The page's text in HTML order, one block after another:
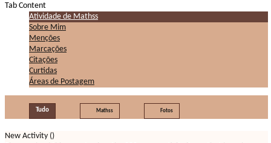
Tab Content
Atividade de Mathss
Sobre Mim
Menções
Marcações
Citações
Curtidas
Áreas de Postagem
Tudo Mathss Fotos
New Activity ()